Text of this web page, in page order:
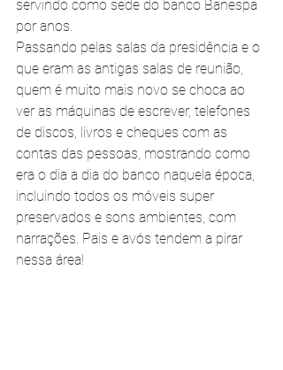
servindo como sede do banco Banespa
por anos.
Passando pelas salas da presidência e o
que eram as antigas salas de reunião,
quem é muito mais novo se choca ao
ver as máquinas de escrever, telefones
de discos, livros e cheques com as
contas das pessoas, mostrando como
era o dia a dia do banco naquela época,
incluindo todos os móveis super
preservados e sons ambientes, com
narrações. Pais e avós tendem a pirar
nessa área!